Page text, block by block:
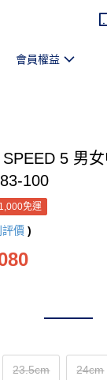
會員權益
5 男
100
免運
評價 )
23.5cm 24cm